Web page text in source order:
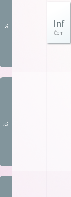
st Inf
Čem
čt